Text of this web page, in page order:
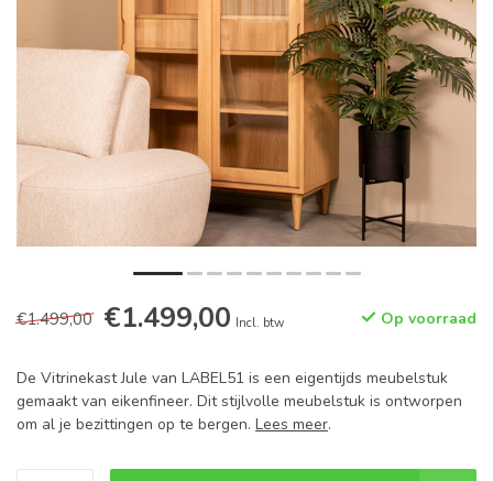
€1.499,00 €1.499,00 Incl. btw Op voorraad
De Vitrinekast Jule van LABEL51 is een eigentijds meubelstuk
gemaakt van eikenfineer. Dit stijlvolle meubelstuk is ontworpen
om al je bezittingen op te bergen. Lees meer.